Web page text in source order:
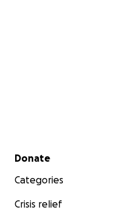
Secondary menu
Donate
Categories
Crisis relief